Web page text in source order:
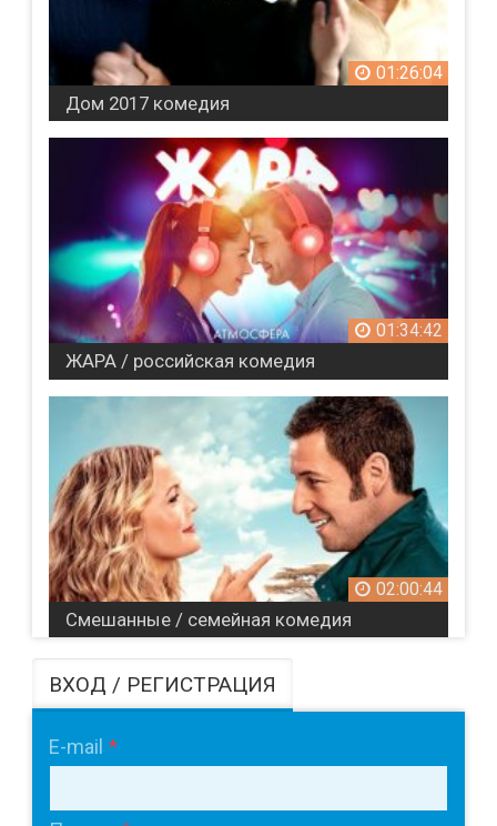
01:26:04
Дом 2017 комедия
01:34:42
ЖАРА / российская комедия
02:00:44
Смешанные / семейная комедия
ВХОД / РЕГИСТРАЦИЯ
E-mail